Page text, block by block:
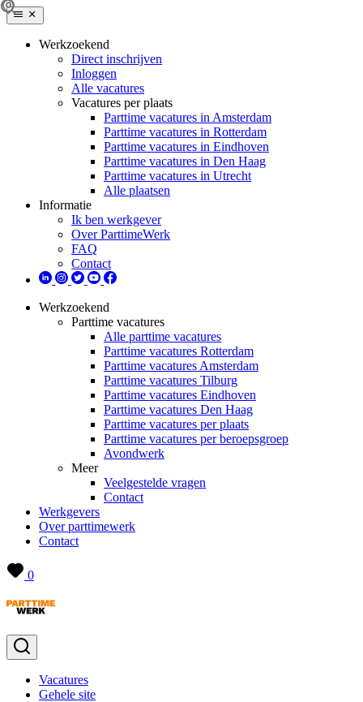
Werkzoekend
Direct inschrijven
Inloggen
Alle vacatures
Vacatures per plaats
Parttime vacatures in Amsterdam
Parttime vacatures in Rotterdam
Parttime vacatures in Eindhoven
Parttime vacatures in Den Haag
Parttime vacatures in Utrecht
Alle plaatsen
Informatie
Ik ben werkgever
Over ParttimeWerk
FAQ
Contact
Werkzoekend
Parttime vacatures
Alle parttime vacatures
Parttime vacatures Rotterdam
Parttime vacatures Amsterdam
Parttime vacatures Tilburg
Parttime vacatures Eindhoven
Parttime vacatures Den Haag
Parttime vacatures per plaats
Parttime vacatures per beroepsgroep
Avondwerk
Meer
Veelgestelde vragen
Contact
Werkgevers
Over parttimewerk
Contact
0
Vacatures
Gehele site